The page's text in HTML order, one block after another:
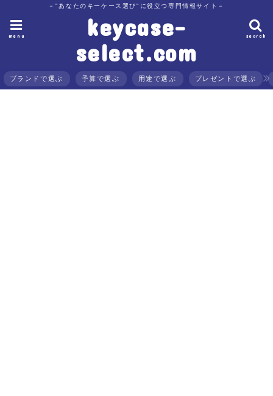
－"あなたのキーケース選び"に役立つ専門情報サイト－
keycase-
select.com
search
menu
ブランドで選ぶ 予算で選ぶ 用途で選ぶ プレゼントで選ぶ